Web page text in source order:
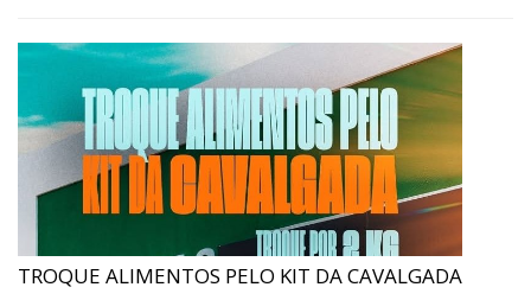
TROQUE ALIMENTOS PELO KIT DA CAVALGADA